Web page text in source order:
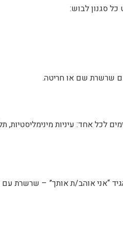
סגנון לבוש:
שרשרת שם או חריטה.
לכל אחד: עיניות מינימליסטיות,
“אני אוהב/ת אותך” – שרשרת